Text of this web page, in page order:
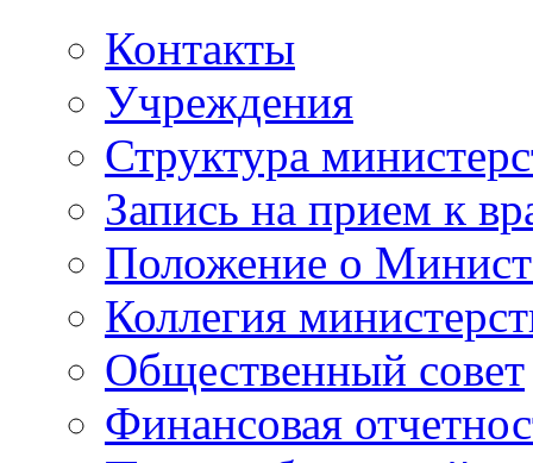
Контакты
Учреждения
Структура
Запись на прием к
Положение о
Коллегия
Общественный совет
Финансовая